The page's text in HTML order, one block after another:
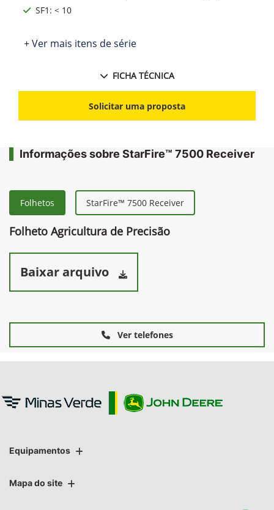
SF1: < 10
+ Ver mais itens de série
FICHA TÉCNICA
Solicitar uma proposta
Informações sobre StarFire™ 7500 Receiver
Folhetos StarFire™ 7500 Receiver
Folheto Agricultura de Precisão
Baixar arquivo
Ver telefones
Equipamentos
Mapa do site